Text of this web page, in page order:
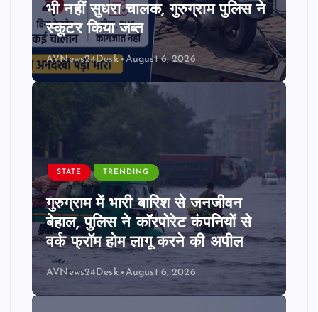
भी नहीं सुधरा चालक, गुरुग्राम पुलिस ने
स्कूटर किया जब्त
AVNews24Desk August 6, 2026
STATE TRENDING
गुरुग्राम में भारी बारिश से जनजीवन
बेहाल, पुलिस ने कॉरपोरेट कंपनियों से
वर्क फ्रॉम होम लागू करने की अपील
AVNews24Desk August 6, 2026